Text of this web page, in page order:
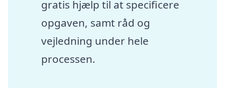
gratis hjælp til at specificere
opgaven, samt råd og
vejledning under hele
processen.